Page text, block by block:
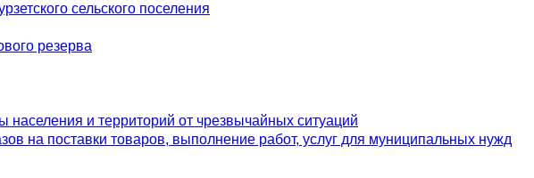
сельского поселения
резерва
и территорий от чрезвычайных ситуаций
на поставки товаров, выполнение работ, услуг для муниципальных нужд